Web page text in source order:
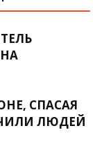
СПАСАЯ
ЛЮДЕЙ